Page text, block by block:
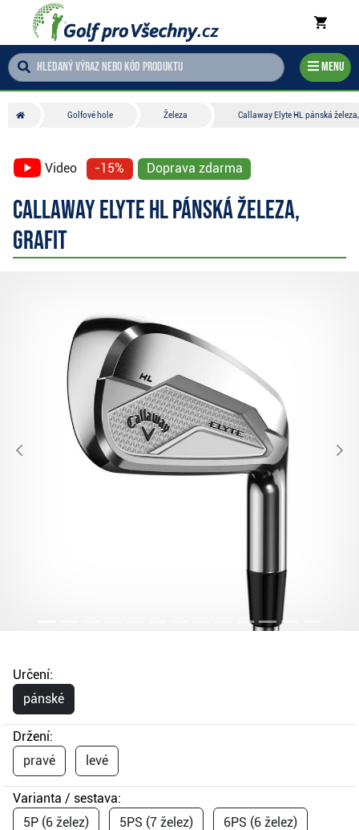
Menu
Golfové hole Železa Callaway Elyte HL pánská
Video -15% Doprava zdarma
Callaway Elyte HL pánská železa,
grafit
Určení:
pánské
Držení:
pravé
levé
Varianta / sestava:
5P (6 želez)
5PS (7 želez) 6PS (6 želez)